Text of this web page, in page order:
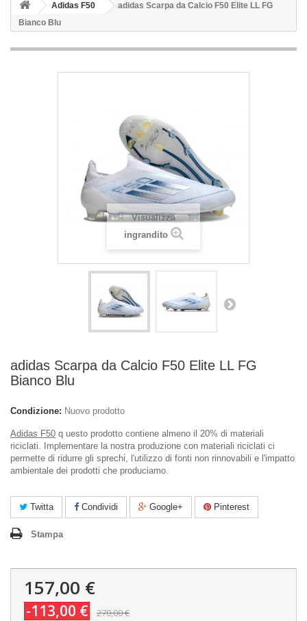
Adidas F50
adidas Scarpa da Calcio F50 Elite LL FG
Bianco Blu
Visualizza
ingrandito
adidas Scarpa da Calcio F50 Elite LL FG
Bianco Blu
Condizione: Nuovo prodotto
Adidas F50 q uesto prodotto contiene almeno il 20% di materiali
riciclati. Implementare la nostra produzione con materiali riciclati ci
permette di ridurre gli sprechi, l'utilizzo di fonti non rinnovabili e l'impatto
ambientale dei prodotti che produciamo.
Twitta Condividi Google+ Pinterest
Stampa
157,00 €
-113,00 € 270,00 €